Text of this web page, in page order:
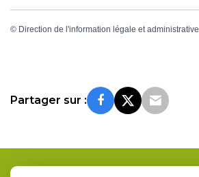
© Direction de l'information légale et administrative
Partager sur :